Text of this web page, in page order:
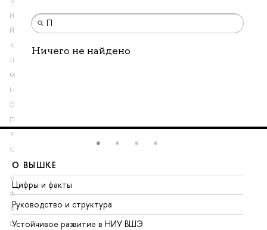
И
Й
К
Л
М
Н
О
П
Р
С
Т
У
Ф
Х
Ц
Ничего не найдено
О ВЫШКЕ
Цифры и факты
Руководство и структура
Устойчивое развитие в НИУ ВШЭ